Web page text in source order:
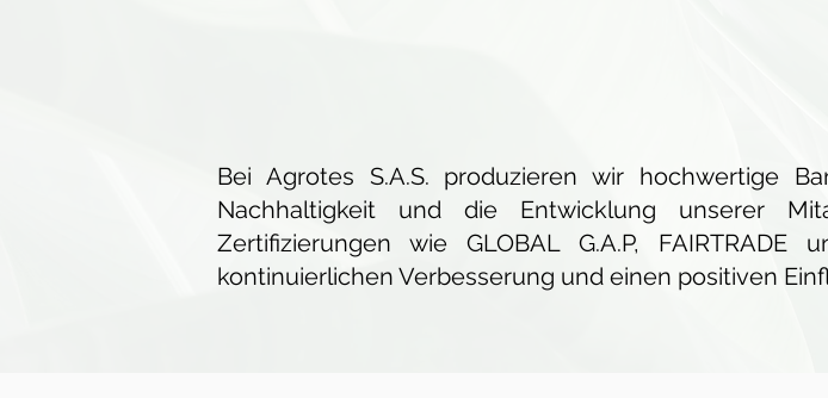
Bei Agrotes S.A.S. produzieren wir hochwertige
Nachhaltigkeit und die Entwicklung unserer
Zertifizierungen wie GLOBAL G.A.P,
kontinuierlichen Verbesserung und einen positiven